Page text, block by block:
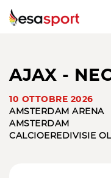
AJAX -
10 OTTOBRE 2026
AMSTERDAM ARENA
AMSTERDAM
CALCIO EREDIVISIE